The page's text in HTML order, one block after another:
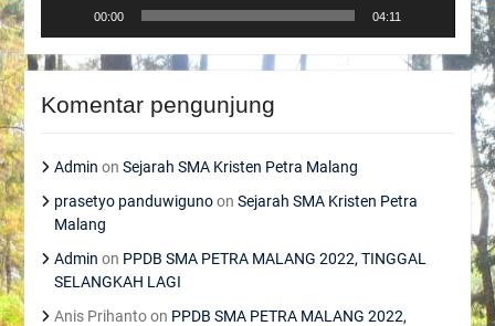
00:00 04:11
Komentar pengunjung
Admin on Sejarah SMA Kristen Petra Malang
prasetyo panduwigunoon Sejarah SMA Kristen Petra
Malang
Admin on PPDB SMA PETRA MALANG 2022, TINGGAL
SELANGKAH LAGI
Anis Prihantoon PPDB SMA PETRA MALANG 2022,